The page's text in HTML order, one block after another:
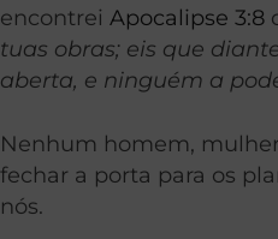
encontrei Apocalipse 3:8
tuas obras; eis que
aberta, e ninguém a
Nenhum homem,
fechar a porta para os
nós.